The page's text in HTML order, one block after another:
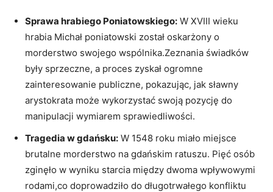
Sprawa hrabiego Poniatowskiego: W XVIII wieku
hrabia Michał poniatowski został oskarżony o
morderstwo swojego wspólnika.Zeznania świadków
były sprzeczne, a proces zyskał ogromne
zainteresowanie publiczne, pokazując, jak sławny
arystokrata może wykorzystać swoją pozycję do
manipulacji wymiarem sprawiedliwości.
Tragedia w gdańsku: W 1548 roku miało miejsce
brutalne morderstwo na gdańskim ratuszu. Pięć osób
zginęło w wyniku starcia między dwoma wpływowymi
rodami,co doprowadziło do długotrwałego konfliktu